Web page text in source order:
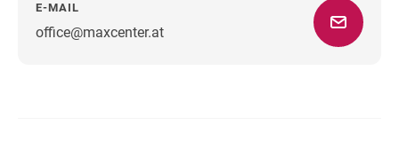
E-MAIL
office@maxcenter.atWegbeschreibung